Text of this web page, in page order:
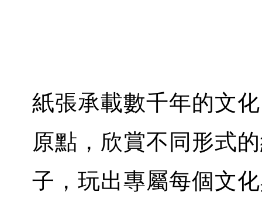
紙張承載數千年的文
原點，欣賞不同形式
子，玩出專屬每個文